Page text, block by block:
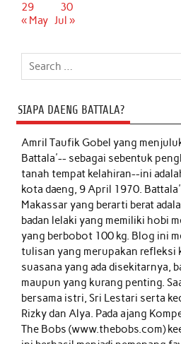
29
30
« May Jul »
SIAPA DAENG BATTALA?
Amril Taufik Gobelyang
Battala'-- sebagai sebentuk
tanah tempat kelahiran--ini
kota daeng, 9 April 1970.
Makassar yang berarti berat
badan lelaki yang memiliki hobi
yang berbobot 100 kg. Blog ini
tulisan yang merupakan refleksi
suasana yang ada disekitarnya,
maupun yang kurang penting.
bersama istri, Sri Lestari serta
Rizky dan Alya. Pada ajang
The Bobs (www.thebobs.com)